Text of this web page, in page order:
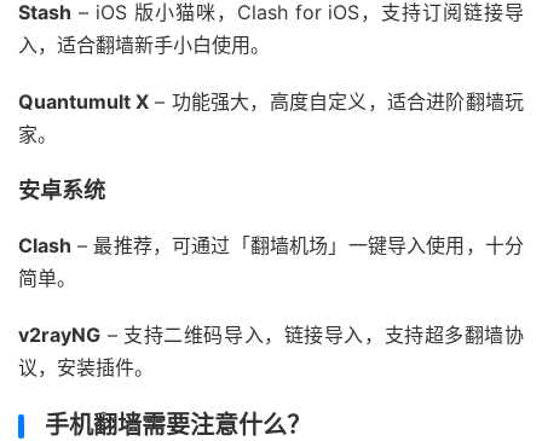
Stash – iOS 版小猫咪，Clash for iOS，支持订阅链接导
入，适合翻墙新手小白使用。
Quantumult X – 功能强大，高度自定义，适合进阶翻墙玩
家。
安卓系统
Clash – 最推荐，可通过「翻墙机场」一键导入使用，十分
简单。
v2rayNG – 支持二维码导入，链接导入，支持超多翻墙协
议，安装插件。
手机翻墙需要注意什么？